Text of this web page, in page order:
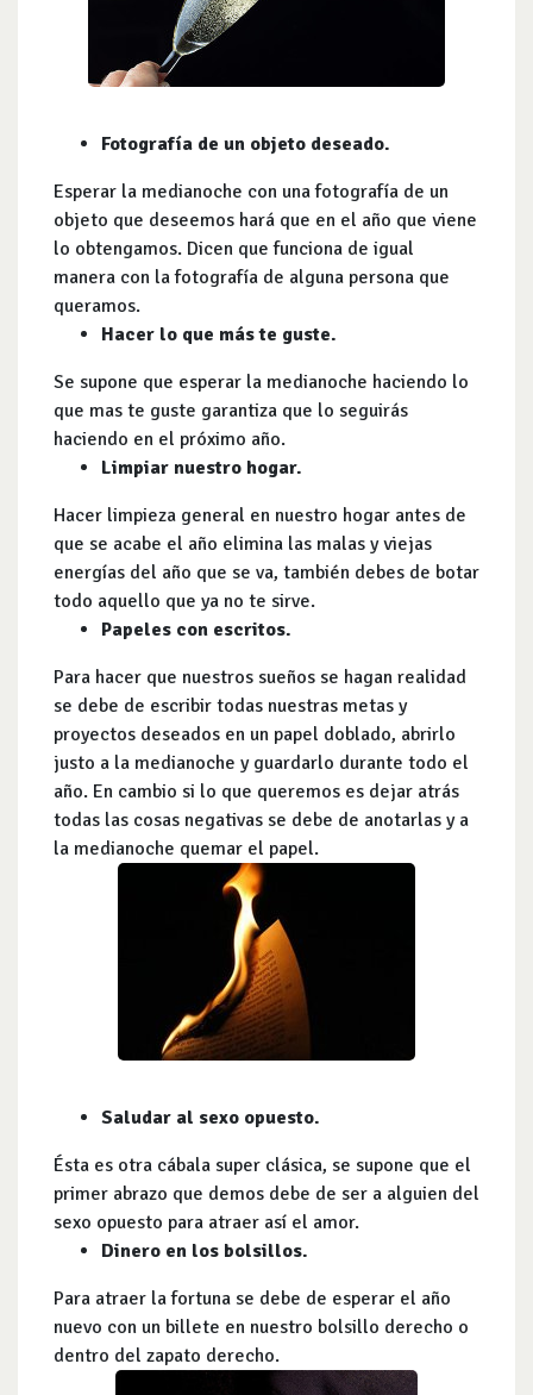
Fotografía de un objeto deseado.
Esperar la medianoche con una fotografía de un
objeto que deseemos hará que en el año que viene
lo obtengamos. Dicen que funciona de igual
manera con la fotografía de alguna persona que
queramos.
Hacer lo que más te guste.
Se supone que esperar la medianoche haciendo lo
que mas te guste garantiza que lo seguirás
haciendo en el próximo año.
Limpiar nuestro hogar.
Hacer limpieza general en nuestro hogar antes de
que se acabe el año elimina las malas y viejas
energías del año que se va, también debes de botar
todo aquello que ya no te sirve.
Papeles con escritos.
Para hacer que nuestros sueños se hagan realidad
se debe de escribir todas nuestras metas y
proyectos deseados en un papel doblado, abrirlo
justo a la medianoche y guardarlo durante todo el
año. En cambio si lo que queremos es dejar atrás
todas las cosas negativas se debe de anotarlas y a
la medianoche quemar el papel.
Saludar al sexo opuesto.
Ésta es otra cábala super clásica, se supone que el
primer abrazo que demos debe de ser a alguien del
sexo opuesto para atraer así el amor.
Dinero en los bolsillos.
Para atraer la fortuna se debe de esperar el año
nuevo con un billete en nuestro bolsillo derecho o
dentro del zapato derecho.